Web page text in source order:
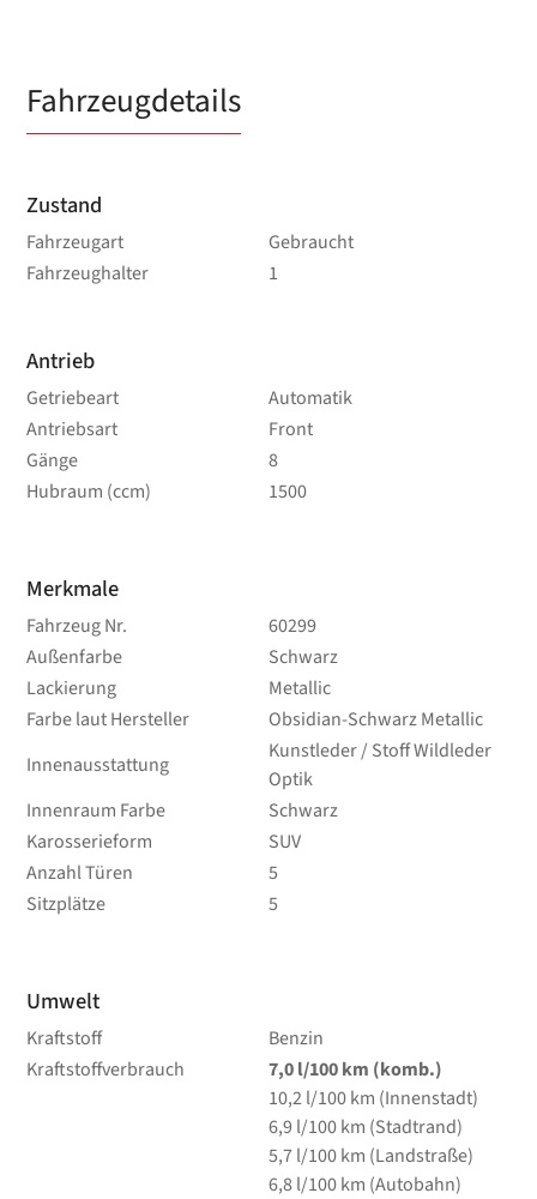
Fahrzeugdetails
Zustand
Fahrzeugart
Gebraucht
Fahrzeughalter
1
Antrieb
Getriebeart
Automatik
Antriebsart
Front
Gänge
8
Hubraum (ccm)
1500
Merkmale
Fahrzeug Nr.
60299
Außenfarbe
Schwarz
Lackierung
Metallic
Farbe laut Hersteller
Obsidian-Schwarz Metallic
Innenausstattung
Kunstleder / Stoff Wildleder
Optik
Innenraum Farbe
Schwarz
Karosserieform
SUV
Anzahl Türen
5
Sitzplätze
5
Umwelt
Kraftstoff
Benzin
Kraftstoffverbrauch
7,0l/100 km (komb.)
10,2l/100 km (Innenstadt)
6,9l/100 km (Stadtrand)
5,7l/100 km (Landstraße)
6,8l/100 km (Autobahn)